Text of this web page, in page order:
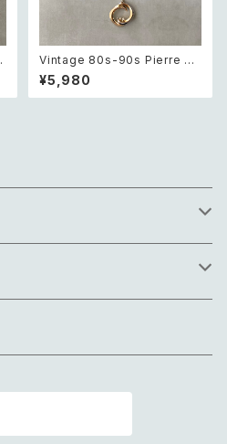
Vintage 80s-90s Pierre ca
rdin crystal bijou bicolor g
eometric necklace レトロ ヴ
ィンテージ アクセサリー ピエー
¥5,980